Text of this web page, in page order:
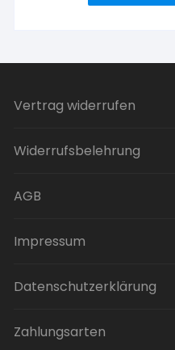
Vertrag widerrufen
Widerrufsbelehrung
AGB
Impressum
Datenschutzerklärung
Zahlungsarten